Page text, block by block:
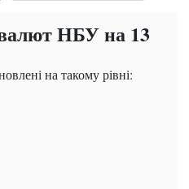
НБУ на 13
на такому рівні: